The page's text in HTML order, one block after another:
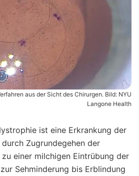
aus der Sicht des Chirurgen. Bild: NYU
Langone Health
ist eine Erkrankung der
Zugrundegehen der
einer milchigen Eintrübung der
Sehminderung bis Erblindung